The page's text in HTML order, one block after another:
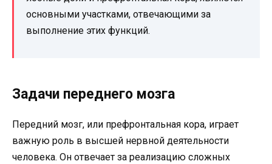
основными участками, отвечающими за
выполнение этих функций.
Задачи переднего мозга
Передний мозг, или префронтальная кора, играет
важную роль в высшей нервной деятельности
человека. Он отвечает за реализацию сложных